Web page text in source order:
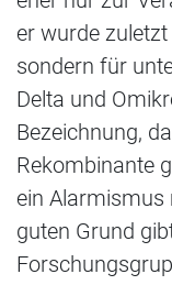
er wurde
sondern für
Delta und
Bezeichnung,
Rekombinante
ein Alarmismus
guten Grund